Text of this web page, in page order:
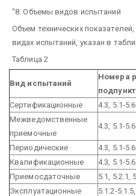
"8. Объемы видов испытаний
Объем технических
видах испытаний, указан в
Таблица 2
Вид испытаний
Номера
Сертификационные
4.3, 5.1-5.6
Межведомственные
приемочные
4.3, 5.1-5.6
Периодические
4.3, 5.1-5.6
Квалификационные
4.3, 5.1-5.6
Приемосдаточные
5.1, 5.2.1,
Эксплуатационные
5.1.2-